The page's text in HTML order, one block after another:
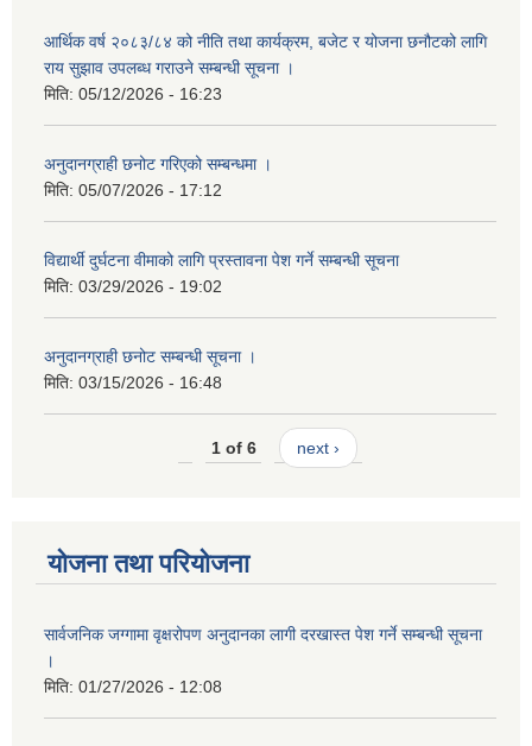
आर्थिक वर्ष २०८३/८४ को नीति तथा कार्यक्रम, बजेट र योजना छनौटको लागि
राय सुझाव उपलब्ध गराउने सम्बन्धी सूचना ।
मिति: 05/12/2026 - 16:23
अनुदानग्राही छनोट गरिएको सम्बन्धमा ।
मिति: 05/07/2026 - 17:12
विद्यार्थी दुर्घटना वीमाको लागि प्रस्तावना पेश गर्ने सम्बन्धी सूचना
मिति: 03/29/2026 - 19:02
अनुदानग्राही छनोट सम्बन्धी सूचना ।
मिति: 03/15/2026 - 16:48
1 of 6 next ›
योजना तथा परियोजना
सार्वजनिक जग्गामा वृक्षरोपण अनुदानका लागी दरखास्त पेश गर्ने सम्बन्धी सूचना
।
मिति: 01/27/2026 - 12:08